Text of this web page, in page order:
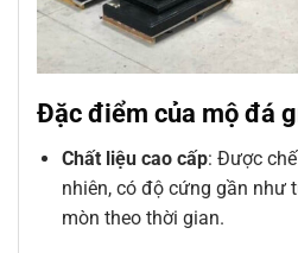
Đặc điểm của mộ đá
Chất liệu cao cấp: Được
nhiên, có độ cứng gần như
mòn theo thời gian.